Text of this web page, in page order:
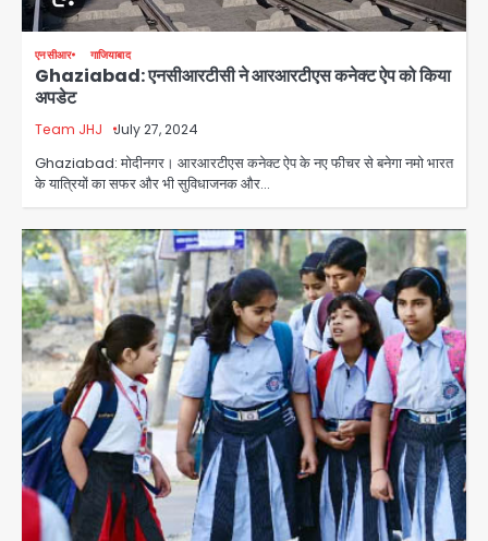
एनसीआर गाजियाबाद
Ghaziabad: एनसीआरटीसी ने आरआरटीएस कनेक्ट ऐप को किया
अपडेट
Team JHJ July 27, 2024
Ghaziabad: मोदीनगर। आरआरटीएस कनेक्ट ऐप के नए फीचर से बनेगा नमो भारत
के यात्रियों का सफर और भी सुविधाजनक और…